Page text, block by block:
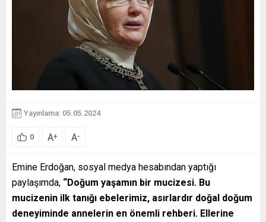
Yayınlama: 05.05.2024
0 A+ A-
Emine Erdoğan, sosyal medya hesabından yaptığı
paylaşımda, “Doğum yaşamın bir mucizesi. Bu
mucizenin ilk tanığı ebelerimiz, asırlardır doğal doğum
deneyiminde annelerin en önemli rehberi. Ellerine